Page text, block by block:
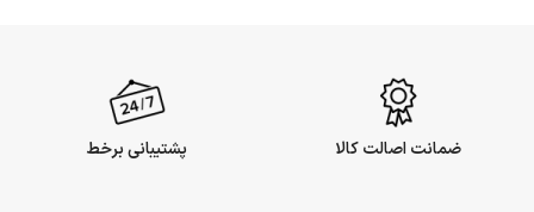
ضمانت اصالت کالا پشتیبانی برخط